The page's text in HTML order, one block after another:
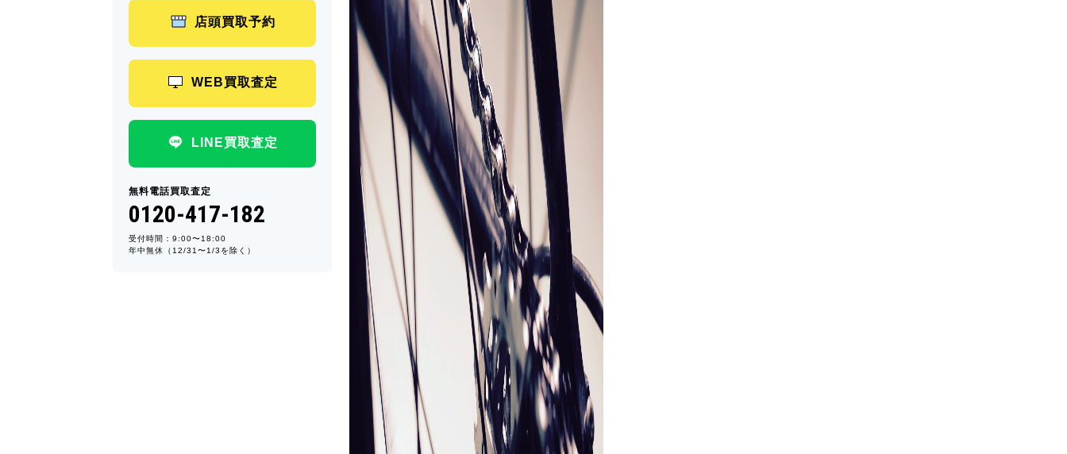
店頭買取予約
WEB買取査定
LINE買取査定
無料電話買取査定
0120-417-182
受付時間：9:00〜18:00
年中無休（12/31〜1/3を除く）